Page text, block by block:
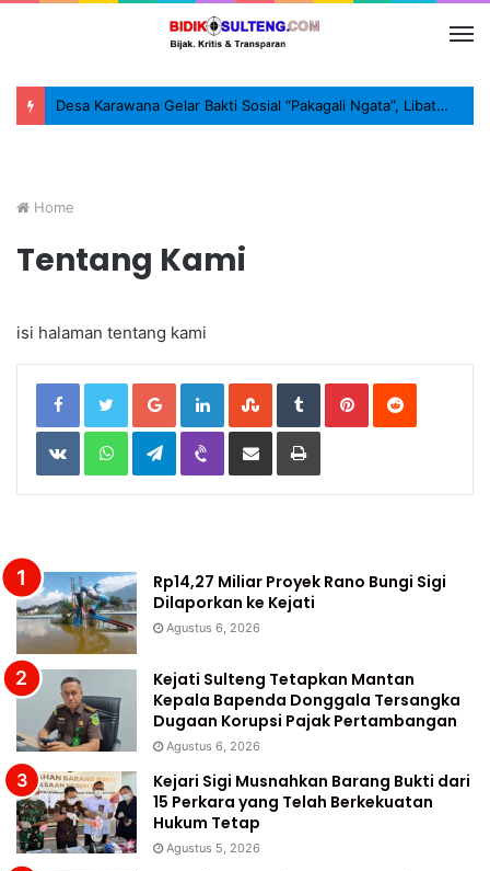
Desa Karawana Gelar Bakti Sosial “Pakagali Ngata”, Libatkan TNI, Polri dan Masyarakat
Home
Tentang Kami
isi halaman tentang kami
Google+LinkedInStumbleUpon
TumblrPinterestReddit
VKontakteWhatsAppTelegramViber Share
Email
Print
Rp14,27 Miliar Proyek Rano Bungi Sigi
Dilaporkan ke Kejati
Agustus 6, 2026
Kejati Sulteng Tetapkan Mantan
Kepala Bapenda Donggala Tersangka
Dugaan Korupsi Pajak Pertambangan
Agustus 6, 2026
Kejari Sigi Musnahkan Barang Bukti dari
15 Perkara yang Telah Berkekuatan
Hukum Tetap
Agustus 5, 2026